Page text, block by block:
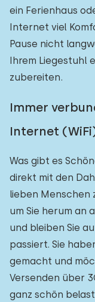
ein Ferienhaus
Internet viel
Pause nicht
Ihrem Liegestuhl
zubereiten.
Immer
Internet
Was gibt es
direkt mit den
lieben Menschen
um Sie herum an
und bleiben Sie
passiert. Sie
gemacht und
Versenden über
ganz schön